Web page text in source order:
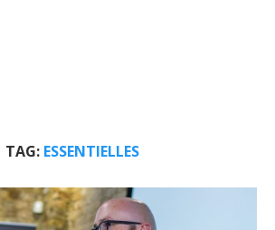
TAG: ESSENTIELLES